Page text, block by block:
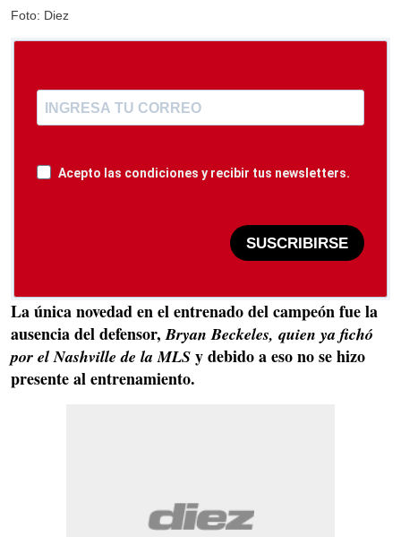
Foto: Diez
Acepto las condiciones y recibir tus newsletters.
SUSCRIBIRSE
La única novedad en el entrenado del campeón fue la
ausencia del defensor,Bryan Beckeles, quien ya fichó
por el Nashville de la MLS y debido a eso no se hizo
presente al entrenamiento.